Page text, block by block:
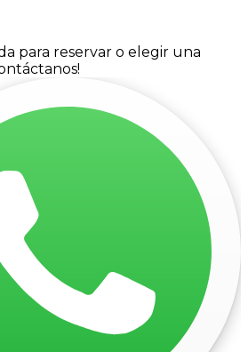
para reservar o elegir una